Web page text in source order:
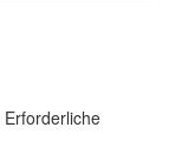
Erforderliche